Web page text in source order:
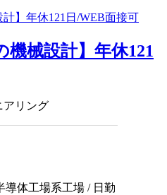
機械設計】年休121
アリング
導体工場系工場 / 日勤